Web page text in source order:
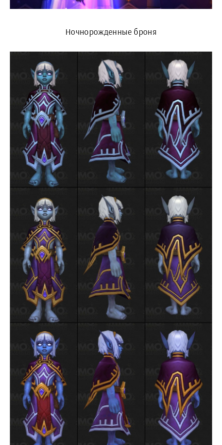
Ночнорожденные броня